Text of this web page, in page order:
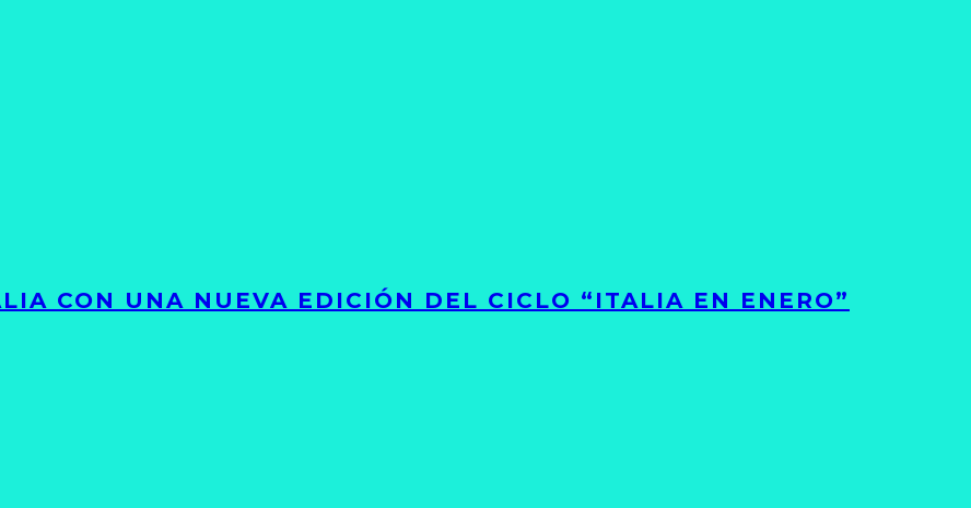
CON UNA NUEVA EDICIÓN DEL CICLO “ITALIA EN ENERO”